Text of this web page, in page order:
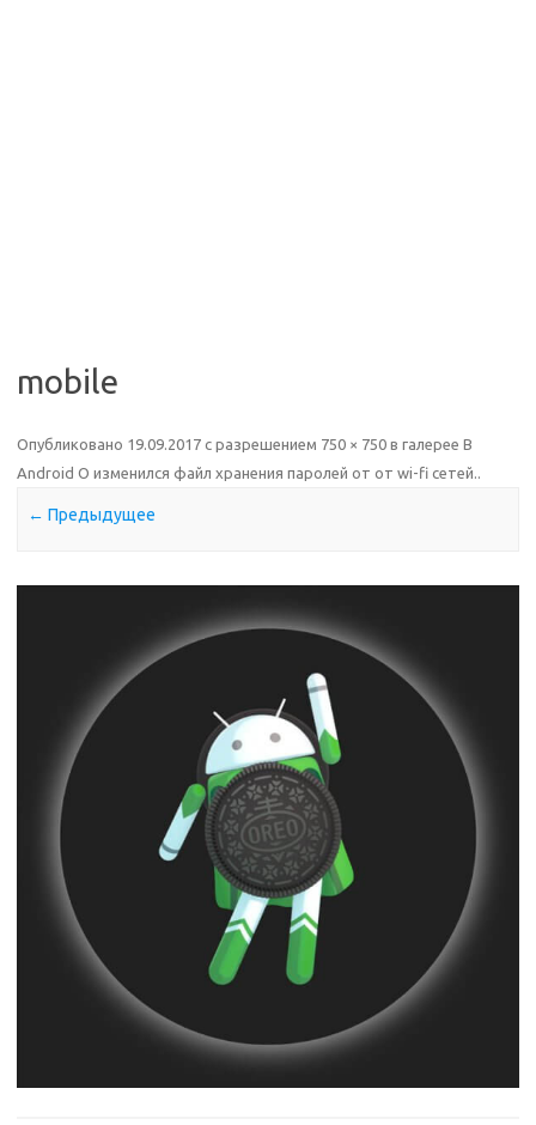
mobile
Опубликовано 19.09.2017 с разрешением 750 × 750 в галерее В
Android O изменился файл хранения паролей от от wi-fi сетей..
← Предыдущее